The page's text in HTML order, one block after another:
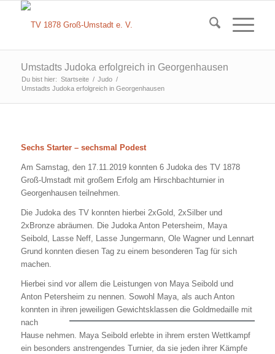
Umstadts Judoka erfolgreich in Georgenhausen
Du bist hier: Startseite / Judo /
Umstadts Judoka erfolgreich in Georgenhausen
Sechs Starter – sechsmal Podest
Am Samstag, den 17.11.2019 konnten 6 Judoka des TV 1878
Groß-Umstadt mit großem Erfolg am Hirschbachturnier in
Georgenhausen teilnehmen.
Die Judoka des TV konnten hierbei 2xGold, 2xSilber und
2xBronze abräumen. Die Judoka Anton Petersheim, Maya
Seibold, Lasse Neff, Lasse Jungermann, Ole Wagner und Lennart
Grund konnten diesen Tag zu einem besonderen Tag für sich
machen.
Hierbei sind vor allem die Leistungen von Maya Seibold und
Anton Petersheim zu nennen. Sowohl Maya, als auch Anton
konnten in ihren jeweiligen Gewichtsklassen die Goldmedaille mit
nach
Hause nehmen. Maya Seibold erlebte in ihrem ersten Wettkampf
ein besonders anstrengendes Turnier, da sie jeden ihrer Kämpfe